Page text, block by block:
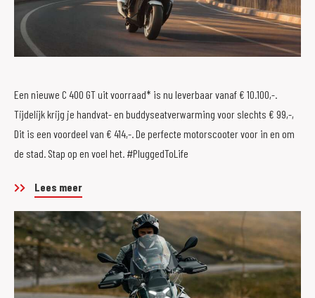
Een nieuwe C 400 GT uit voorraad* is nu leverbaar vanaf € 10.100,-.
Tijdelijk krijg je handvat- en buddyseatverwarming voor slechts € 99,-,
Dit is een voordeel van € 414,-. De perfecte motorscooter voor in en om
de stad. Stap op en voel het. #PluggedToLife
Lees meer